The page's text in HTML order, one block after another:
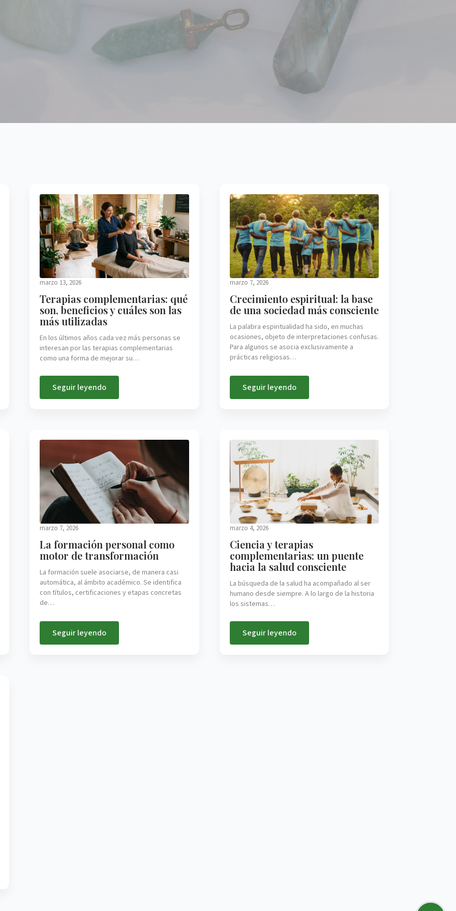
Terapias complementarias: qué
son, beneficios y cuáles son las
más utilizadas
marzo 13, 2026
En los últimos años cada vez más personas se
interesan por las terapias complementarias
como una forma de mejorar su…
Seguir leyendo
Crecimiento espiritual: la base
de una sociedad más consciente
marzo 7, 2026
La palabra espiritualidad ha sido, en muchas
ocasiones, objeto de interpretaciones confusas.
Para algunos se asocia exclusivamente a
prácticas religiosas…
Seguir leyendo
La formación personal como
motor de transformación
marzo 7, 2026
La formación suele asociarse, de manera casi
automática, al ámbito académico. Se identifica
con títulos, certificaciones y etapas concretas
de…
Seguir leyendo
Ciencia y terapias
complementarias: un puente
hacia la salud consciente
marzo 4, 2026
La búsqueda de la salud ha acompañado al ser
humano desde siempre. A lo largo de la historia
los sistemas…
Seguir leyendo